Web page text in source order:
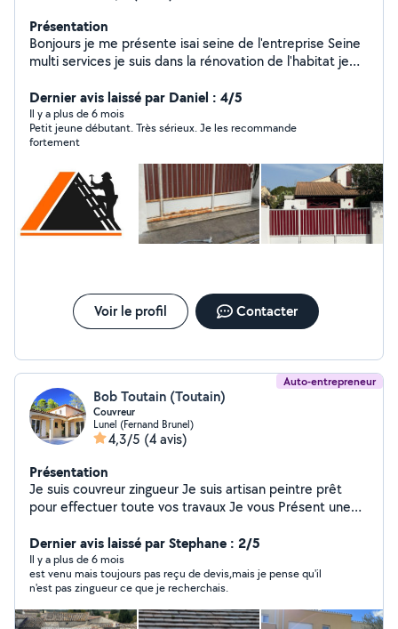
Présentation
Bonjours je me présente isai seine de l'entreprise Seine
multi services je suis dans la rénovation de l'habitat je
de jardin taillage de haie , abattement d'arbres etc et
également dans le nettoyage de
toiture,façades,dallages,muret avec déplacement et
devis gratuit
Dernier avis laissé par Daniel : 4/5
Il y a plus de 6 mois
Petit jeune débutant. Très sérieux. Je les recommande
fortement
Voir le profil Contacter
Auto-entrepreneur
Bob Toutain (Toutain)
Couvreur
Lunel (Fernand Brunel)
4,3/5 (4 avis)
Présentation
Je suis couvreur zingueur Je suis artisan peintre prêt
pour effectuer toute vos travaux Je vous Présent une
toutain Son pré pour vos besoin
Dernier avis laissé par Stephane : 2/5
Il y a plus de 6 mois
est venu mais toujours pas reçu de devis,mais je pense qu'il
n'est pas zingueur ce que je recherchais.